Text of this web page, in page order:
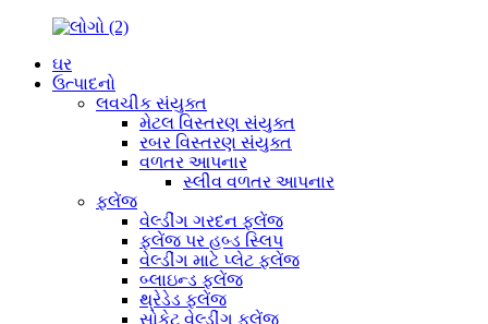
ઘર
ઉત્પાદનો
લવચીક સંયુક્ત
મેટલ વિસ્તરણ સંયુક્ત
રબર વિસ્તરણ સંયુક્ત
વળતર આપનાર
સ્લીવ વળતર આપનાર
ફ્લેંજ
વેલ્ડીંગ ગરદન ફ્લેંજ
ફ્લેંજ પર હબ્ડ સ્લિપ
વેલ્ડીંગ માટે પ્લેટ ફ્લેંજ
બ્લાઇન્ડ ફ્લેંજ
થ્રેડેડ ફ્લેંજ
સોકેટ વેલ્ડીંગ ફ્લેંજ